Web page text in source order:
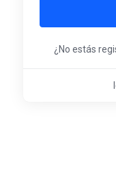
¿No estás